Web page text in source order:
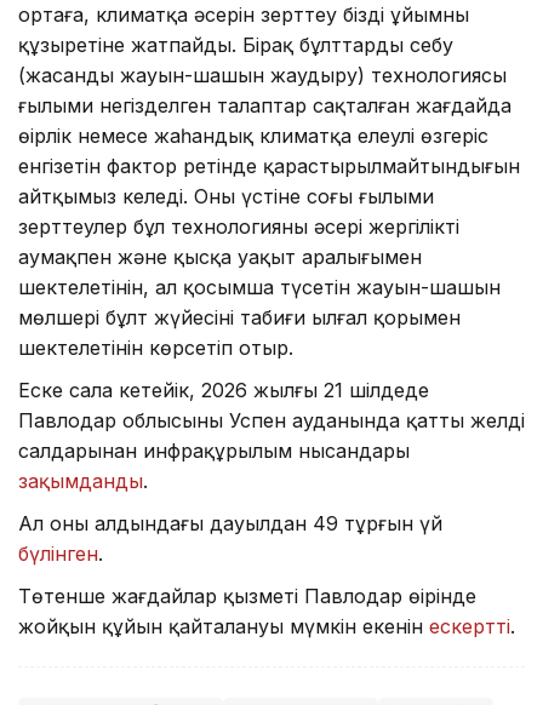
ортаға, климатқа әсерін зерттеу біздің ұйымның
құзыретіне жатпайды. Бірақ бұлттарды себу
(жасанды жауын-шашын жаудыру) технологиясы
ғылыми негізделген талаптар сақталған жағдайда
өңірлік немесе жаһандық климатқа елеулі өзгеріс
енгізетін фактор ретінде қарастырылмайтындығын
айтқымыз келеді. Оның үстіне соңғы ғылыми
зерттеулер бұл технологияның әсері жергілікті
аумақпен және қысқа уақыт аралығымен
шектелетінін, ал қосымша түсетін жауын-шашын
мөлшері бұлт жүйесінің табиғи ылғал қорымен
шектелетінін көрсетіп отыр.
Еске сала кетейік, 2026 жылғы 21 шілдеде
Павлодар облысының Успен ауданында қатты желдің
салдарынан инфрақұрылым нысандары
зақымданды.
Ал оның алдындағы дауылдан 49 тұрғын үй
бүлінген.
Төтенше жағдайлар қызметі Павлодар өңірінде
жойқын құйын қайталануы мүмкін екенін ескертті.